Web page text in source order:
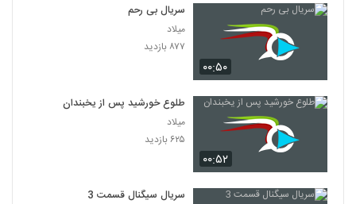
۰۰:۵۰
سریال بی رحم
میلاد
۸۷۷ بازدید
۰۰:۵۲
طلوع خورشید پس از یخبندان
میلاد
۶۲۵ بازدید
سریال سیگنال قسمت 3